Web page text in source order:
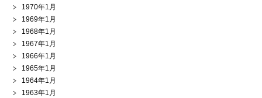
1970年1月
1969年1月
1968年1月
1967年1月
1966年1月
1965年1月
1964年1月
1963年1月